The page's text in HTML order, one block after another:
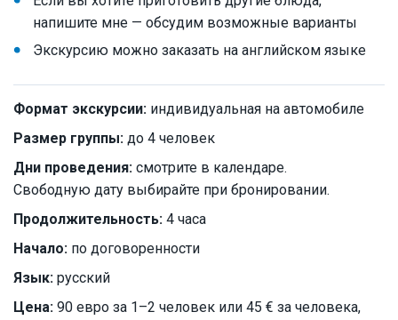
напишите мне — обсудим возможные варианты
Экскурсию можно заказать на английском языке
Формат экскурсии: индивидуальная на автомобиле
Размер группы: до 4 человек
Дни проведения: смотрите в календаре.
Свободную дату выбирайте при бронировании.
Продолжительность: 4 часа
Начало: по договоренности
Язык: русский
Цена: 90 евро за 1–2 человек или 45 € за человека,